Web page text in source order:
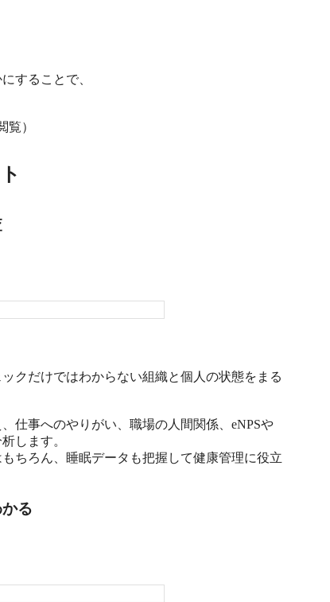
することで、
覧）
クだけではわからない組織と個人の状態をまる
仕事へのやりがい、職場の人間関係、eNPSや
します。
ちろん、睡眠データも把握して健康管理に役立
る